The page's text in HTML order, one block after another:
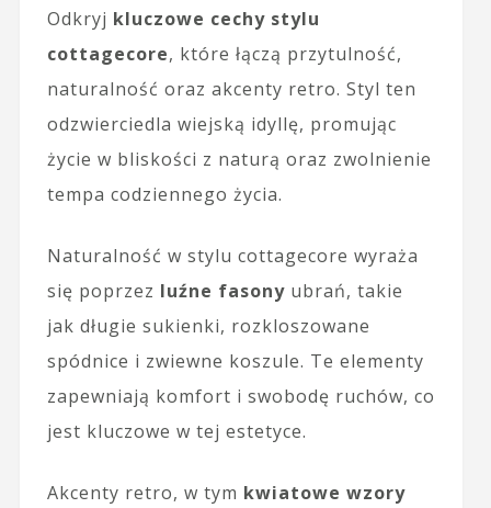
Odkryj kluczowe cechy stylu
cottagecore, które łączą przytulność,
naturalność oraz akcenty retro. Styl ten
odzwierciedla wiejską idyllę, promując
życie w bliskości z naturą oraz zwolnienie
tempa codziennego życia.
Naturalność w stylu cottagecore wyraża
się poprzez luźne fasonyubrań, takie
jak długie sukienki, rozkloszowane
spódnice i zwiewne koszule. Te elementy
zapewniają komfort i swobodę ruchów, co
jest kluczowe w tej estetyce.
Akcenty retro, w tym kwiatowe wzory